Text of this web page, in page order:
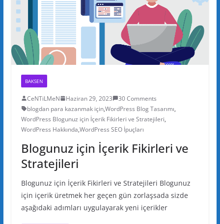
BAKSEN
CeNTiLMeN Haziran 29, 2023
30 Comments
blogdan para kazanmak için,WordPress Blog Tasarımı,
WordPress Blogunuz için İçerik Fikirleri ve Stratejileri,
WordPress Hakkında,WordPress SEO İpuçları
Blogunuz için İçerik Fikirleri ve
Stratejileri
Blogunuz için İçerik Fikirleri ve Stratejileri Blogunuz
için içerik üretmek her geçen gün zorlaşsada sizde
aşağıdaki adımları uygulayarak yeni içerikler